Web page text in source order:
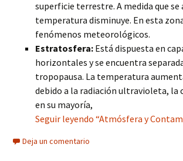
superficie terrestre. A medida que se
temperatura disminuye. En esta
fenómenos meteorológicos.
Estratosfera: Está dispuesta en
horizontales y se encuentra
tropopausa. La temperatura
debido a la radiación ultravioleta, la
en su mayoría,
Seguir leyendo “Atmósfera y
Deja un comentario